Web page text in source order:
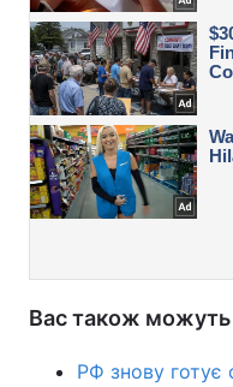
Вас також можуть
РФ знову